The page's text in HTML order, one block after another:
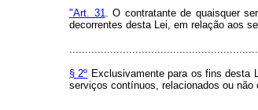
"Art. 31. O contratante de quaisquer
decorrentes desta Lei, em relação aos
§ 2º Exclusivamente para os fins desta
serviços contínuos, relacionados ou